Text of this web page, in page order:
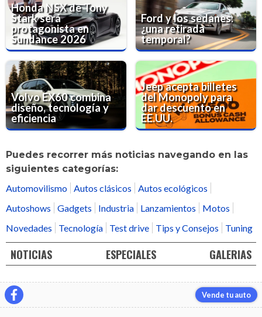
Honda NSX de Tony
Stark será
protagonista en
Sundance 2026
Ford y los sedanes:
¿una retirada
temporal?
Volvo EX60 combina
diseño, tecnología y
eficiencia
Jeep acepta billetes
del Monopoly para
dar descuento en
EE.UU.
Puedes recorrer más noticias navegando en las
siguientes categorías:
Automovilismo Autos clásicos
Autos ecológicos
Autoshows
Gadgets Industria Lanzamientos
Motos
Novedades
Tecnología Test drive Tips y Consejos Tuning
NOTICIAS ESPECIALES GALERIAS
Vende tu auto